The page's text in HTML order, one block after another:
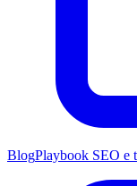
BlogPlaybook SEO e